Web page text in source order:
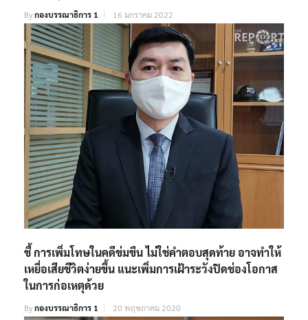
Byกองบรรณาธิการ 1 16 มกราคม 2022
ชี้ การเพิ่มโทษในคดีข่มขืน ไม่ใช่คำตอบสุดท้าย อาจทำให้
เหยื่อเสียชีวิตง่ายขึ้น แนะเพิ่มการเฝ้าระวังปิดช่องโอกาส
ในการก่อเหตุด้วย
Byกองบรรณาธิการ 1 20 พฤษภาคม 2020